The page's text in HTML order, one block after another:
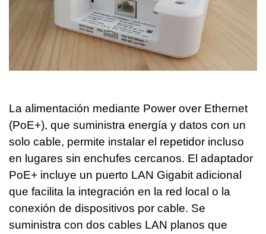
La alimentación mediante Power over Ethernet
(PoE+), que suministra energía y datos con un
solo cable, permite instalar el repetidor incluso
en lugares sin enchufes cercanos. El adaptador
PoE+ incluye un puerto LAN Gigabit adicional
que facilita la integración en la red local o la
conexión de dispositivos por cable. Se
suministra con dos cables LAN planos que